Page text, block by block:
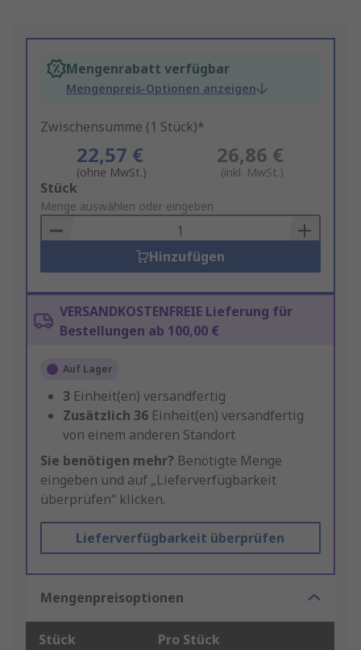
Mengenrabatt verfügbar
Mengenpreis-Optionen anzeigen
Zwischensumme (1 Stück)*
22,57 €
(ohne MwSt.)
26,86 €
(inkl. MwSt.)
Add
to
Basket
Stück
Menge auswählen oder eingeben
Hinzufügen
VERSANDKOSTENFREIE Lieferung für
Bestellungen ab 100,00 €
Auf Lager
3 Einheit(en) versandfertig
Zusätzlich 36 Einheit(en) versandfertig
von einem anderen Standort
Sie benötigen mehr? Benötigte Menge
eingeben und auf „Lieferverfügbarkeit
überprüfen“ klicken.
Lieferverfügbarkeit überprüfen
Mengenpreisoptionen
Stück Pro Stück